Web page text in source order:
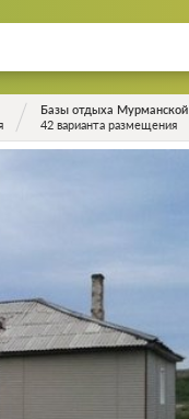
Базы отдыха Мурманской
42 варианта размещения